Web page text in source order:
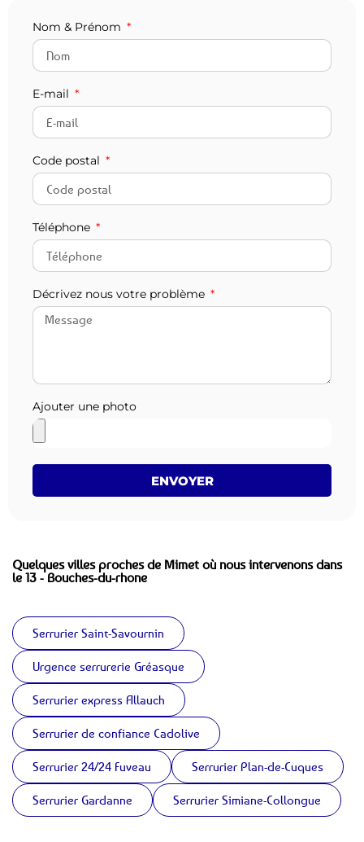
Nom & Prénom
E-mail
Code postal
Téléphone
Décrivez nous votre problème
Ajouter une photo
ENVOYER
Quelques villes proches de Mimet où nous intervenons dans
le 13 - Bouches-du-rhone
Serrurier Saint-Savournin
Urgence serrurerie Gréasque
Serrurier express Allauch
Serrurier de confiance Cadolive
Serrurier 24/24 Fuveau Serrurier Plan-de-Cuques
Serrurier Gardanne Serrurier Simiane-Collongue